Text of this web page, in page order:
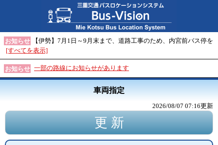
お知らせ
【伊勢】7月1日～9月末まで、道路工事のため、内宮前バス停を
[すべてを表示]
お知らせ 一部の路線にお知らせがあります
車両指定
2026/08/07 07:16更新